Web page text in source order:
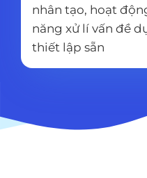
nhân tạo, hoạt
năng xử lí vấn đề
thiết lập sẵn